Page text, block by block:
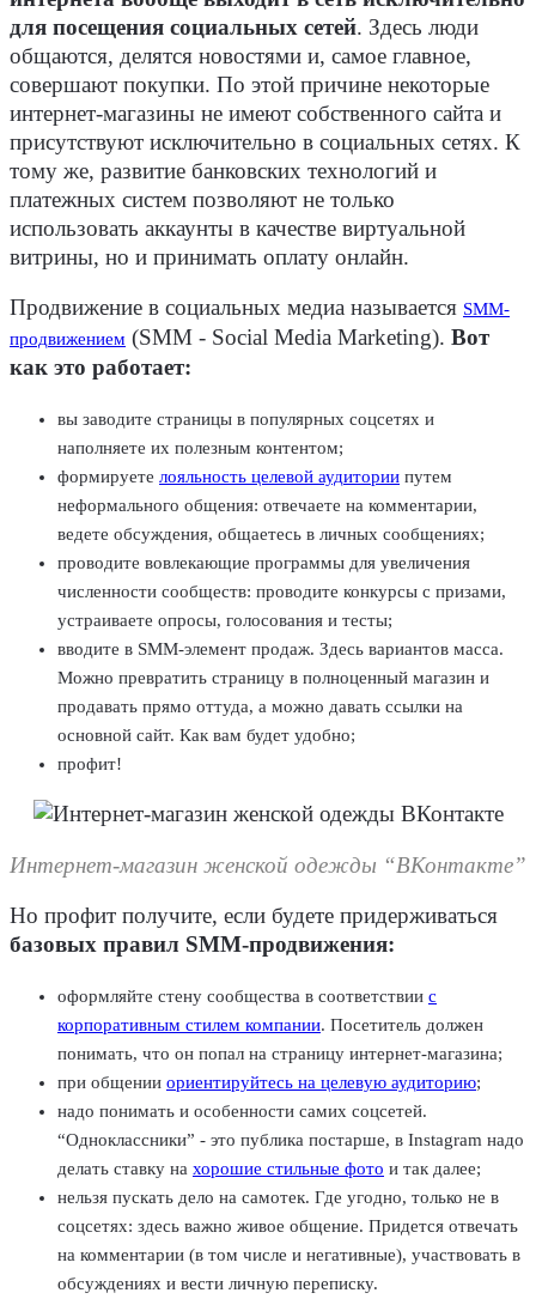
для посещения социальных сетей. Здесь люди
общаются, делятся новостями и, самое главное,
совершают покупки. По этой причине некоторые
интернет-магазины не имеют собственного сайта и
присутствуют исключительно в социальных сетях. К
тому же, развитие банковских технологий и
платежных систем позволяют не только
использовать аккаунты в качестве виртуальной
витрины, но и принимать оплату онлайн.
Продвижение в социальных медиа называется SMM-
продвижением (SMM - Social Media Marketing). Вот
как это работает:
вы заводите страницы в популярных соцсетях и
наполняете их полезным контентом;
формируете лояльность целевой аудитории путем
неформального общения: отвечаете на комментарии,
ведете обсуждения, общаетесь в личных сообщениях;
проводите вовлекающие программы для увеличения
численности сообществ: проводите конкурсы с призами,
устраиваете опросы, голосования и тесты;
вводите в SMM-элемент продаж. Здесь вариантов масса.
Можно превратить страницу в полноценный магазин и
продавать прямо оттуда, а можно давать ссылки на
основной сайт. Как вам будет удобно;
профит!
Интернет-магазин женской одежды “ВКонтакте”
Но профит получите, если будете придерживаться
базовых правил SMM-продвижения:
оформляйте стену сообщества в соответствии с
корпоративным стилем компании. Посетитель должен
понимать, что он попал на страницу интернет-магазина;
при общении ориентируйтесь на целевую аудиторию;
надо понимать и особенности самих соцсетей.
“Одноклассники” - это публика постарше, в Instagram надо
делать ставку на хорошие стильные фото и так далее;
нельзя пускать дело на самотек. Где угодно, только не в
соцсетях: здесь важно живое общение. Придется отвечать
на комментарии (в том числе и негативные), участвовать в
обсуждениях и вести личную переписку.